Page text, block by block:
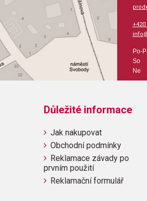
+420
Po-
So
Ne
Důležité informace
Jak nakupovat
Obchodní podmínky
Reklamace závady po
prvním použití
Reklamační formulář